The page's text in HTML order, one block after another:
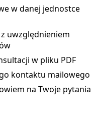
w danej jednostce
uwzględnieniem
w pliku PDF
kontaktu mailowego
na Twoje pytania